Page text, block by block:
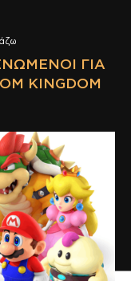
ΕΝΩΜΈΝΟΙ ΓΙΑ
KINGDOM